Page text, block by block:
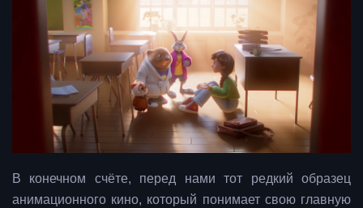
В конечном счёте, перед нами тот редкий образец
анимационного кино, который понимает свою главную